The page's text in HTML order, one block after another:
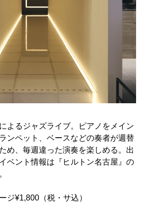
よるジャズライブ。ピアノをメイン
ンペット、ベースなどの奏者が週替
め、毎週違った演奏を楽しめる。出
ベント情報は『ヒルトン名古屋』の
ジ¥1,800（税・サ込）